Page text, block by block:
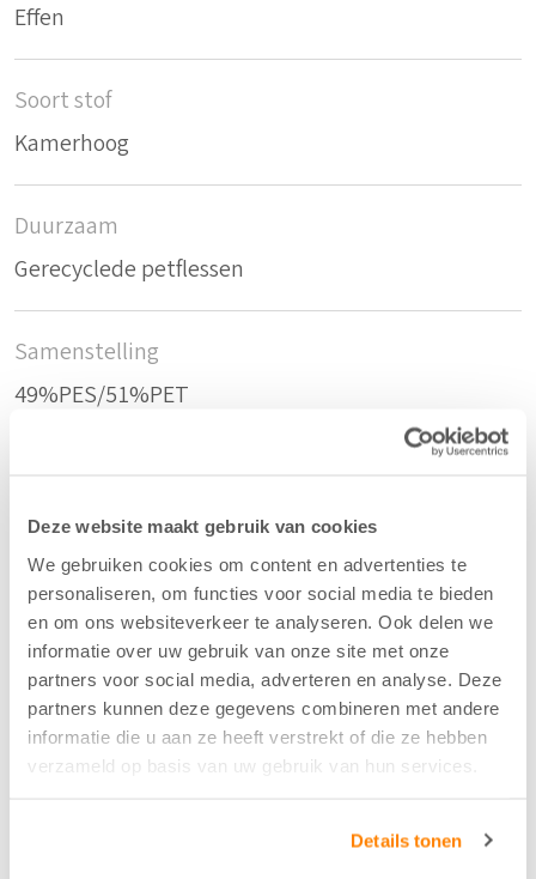
Deze website maakt gebruik van cookies
We gebruiken cookies om content en advertenties te
personaliseren, om functies voor social media te bieden
en om ons websiteverkeer te analyseren. Ook delen we
informatie over uw gebruik van onze site met onze
partners voor social media, adverteren en analyse. Deze
partners kunnen deze gegevens combineren met andere
informatie die u aan ze heeft verstrekt of die ze hebben
verzameld op basis van uw gebruik van hun services.
Details tonen
Effen
Soort stof
Kamerhoog
Duurzaam
Gerecyclede petflessen
Samenstelling
49%PES/51%PET
Taupe - 22
Breedte/hoogte
300 cm
Aantal flesjes per m2
15